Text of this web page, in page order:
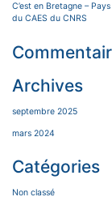
C’est en Bretagne –
du CAES du CNRS
Archives
septembre 2025
mars 2024
Catégories
Non classé